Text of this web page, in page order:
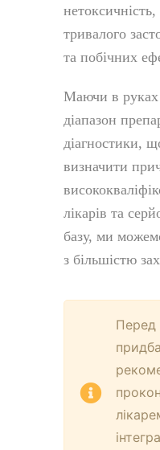
тривалого
та побічних
Маючи в руках
діапазон
діагностики,
визначити
лікарів та
базу, ми
з більшістю